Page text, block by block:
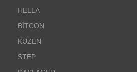
HELLA
BİTCON
KUZEN
STEP